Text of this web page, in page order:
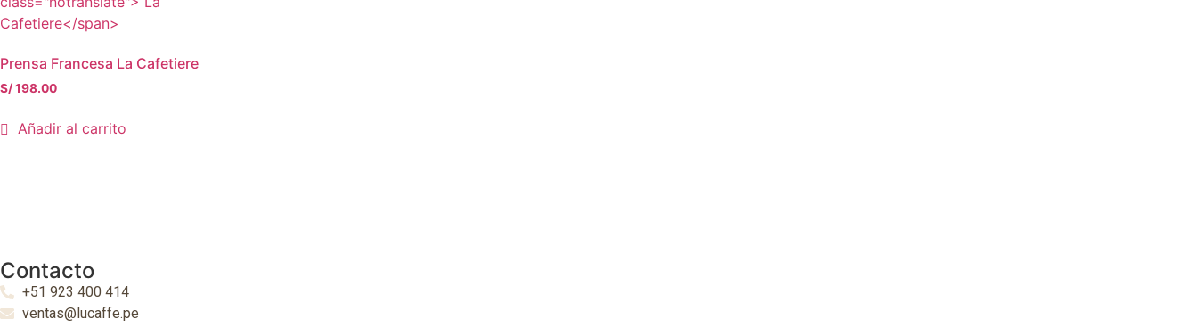
Prensa Francesa La Cafetiere
S/198.00
Añadir al carrito
Contacto
+51 923 400 414
ventas@lucaffe.pe